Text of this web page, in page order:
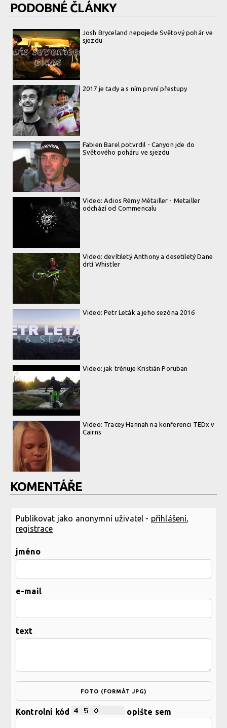
PODOBNÉ ČLÁNKY
Josh Bryceland nepojede Světový pohár ve
sjezdu
2017 je tady a s ním první přestupy
Fabien Barel potvrdil - Canyon jde do
Světového poháru ve sjezdu
Video: Adios Rémy Métailler - Metailler
odchází od Commencalu
Video: devítiletý Anthony a desetiletý Dane
drtí Whistler
Video: Petr Leták a jeho sezóna 2016
Video: jak trénuje Kristián Poruban
Video: Tracey Hannah na konferenci TEDx v
Cairns
KOMENTÁŘE
Publikovat jako anonymní uživatel - přihlášení,
registrace
jméno
e-mail
text
FOTO (FORMÁT JPG)
Kontrolní kód opište sem